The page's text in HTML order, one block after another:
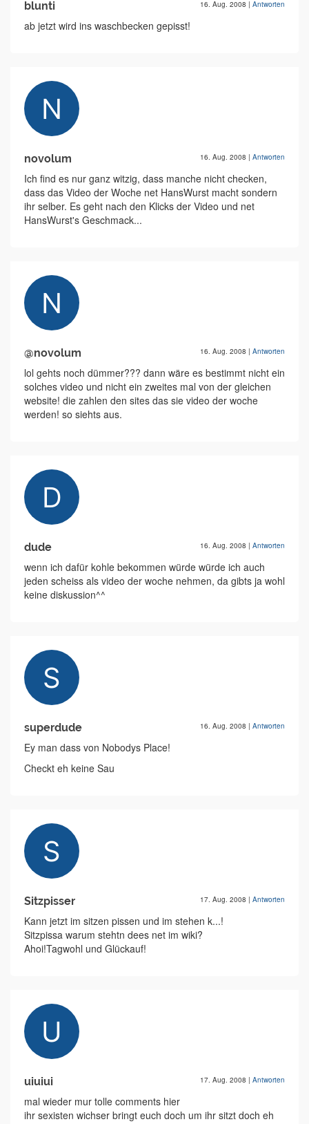
blunti 16. Aug. 2008 | Antworten
ab jetzt wird ins waschbecken gepisst!
novolum 16. Aug. 2008 | Antworten
Ich find es nur ganz witzig, dass manche nicht checken,
dass das Video der Woche net HansWurst macht sondern
ihr selber. Es geht nach den Klicks der Video und net
HansWurst's Geschmack...
@novolum 16. Aug. 2008 | Antworten
lol gehts noch dümmer??? dann wäre es bestimmt nicht ein
solches video und nicht ein zweites mal von der gleichen
website! die zahlen den sites das sie video der woche
werden! so siehts aus.
dude 16. Aug. 2008 | Antworten
wenn ich dafür kohle bekommen würde würde ich auch
jeden scheiss als video der woche nehmen, da gibts ja wohl
keine diskussion^^
superdude 16. Aug. 2008 | Antworten
Ey man dass von Nobodys Place!
Checkt eh keine Sau
Sitzpisser 17. Aug. 2008 | Antworten
Kann jetzt im sitzen pissen und im stehen k...!
Sitzpissa warum stehtn dees net im wiki?
Ahoi!Tagwohl und Glückauf!
uiuiui 17. Aug. 2008 | Antworten
mal wieder mur tolle comments hier
ihr sexisten wichser bringt euch doch um ihr sitzt doch eh